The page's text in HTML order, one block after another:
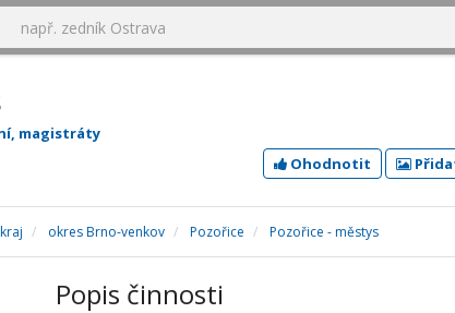
magistráty
Ohodnotit
okres Brno-venkov Pozořice Pozořice - městys
Popis činnosti